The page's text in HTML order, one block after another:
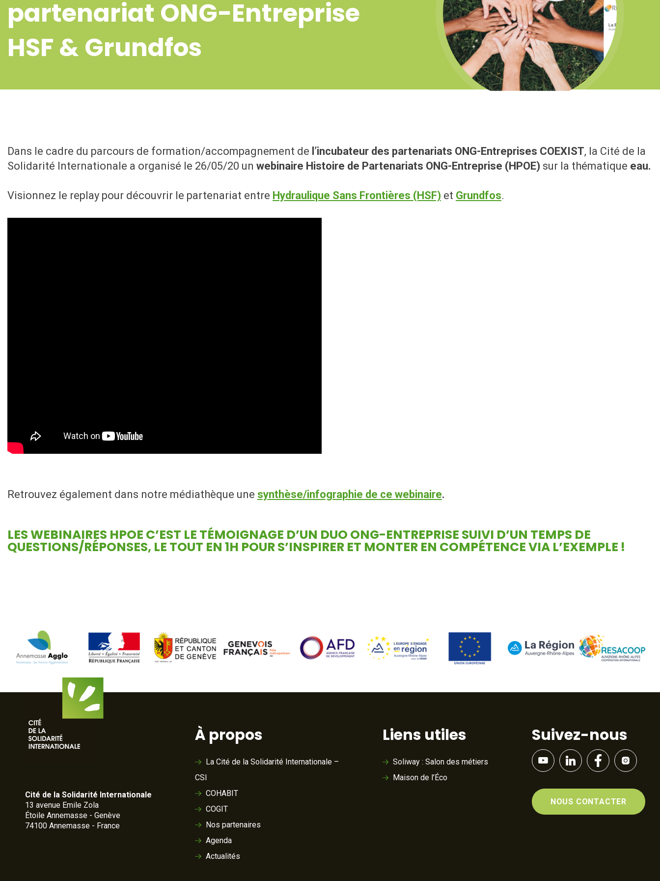
partenariat ONG-Entreprise
HSF & Grundfos
Dans le cadre du parcours de formation/accompagnement de l’incubateur des partenariats ONG-Entreprises COEXIST, la Cité de la
Solidarité Internationale a organisé le 26/05/20 un webinaire Histoire de Partenariats ONG-Entreprise (HPOE) sur la thématique eau.
Visionnez le replay pour découvrir le partenariat entre Hydraulique Sans Frontières (HSF) et Grundfos.
Retrouvez également dans notre médiathèque une synthèse/infographie de ce webinaire.
LES WEBINAIRES HPOE C’EST LE TÉMOIGNAGE D’UN DUO ONG-ENTREPRISE SUIVI D’UN TEMPS DE
QUESTIONS/RÉPONSES, LE TOUT EN 1H POUR S’INSPIRER ET MONTER EN COMPÉTENCE VIA L’EXEMPLE !
Cité de la Solidarité Internationale
13 avenue Emile Zola
Étoile Annemasse - Genève
74100 Annemasse - France
À propos
La Cité de la Solidarité Internationale –
CSI
COHABIT
COGIT
Nos partenaires
Agenda
Actualités
Liens utiles
Soliway : Salon des métiers
Maison de l’Éco
Suivez-nous
NOUS CONTACTER